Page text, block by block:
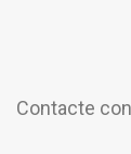
Contacte